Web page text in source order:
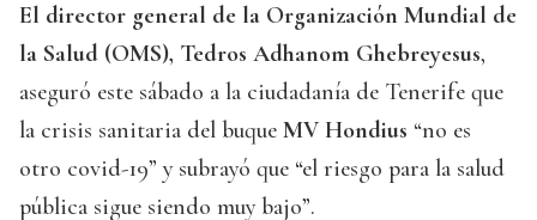
El director general de la Organización Mundial de
la Salud (OMS), Tedros Adhanom Ghebreyesus,
aseguró este sábado a la ciudadanía de Tenerife que
la crisis sanitaria del buque MV Hondius “no es
otro covid-19” y subrayó que “el riesgo para la salud
pública sigue siendo muy bajo”.